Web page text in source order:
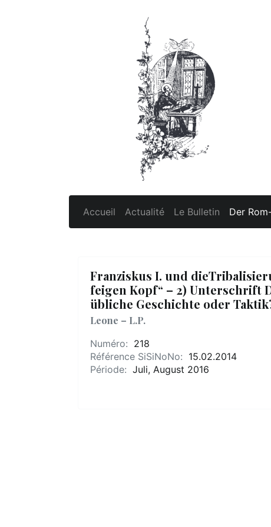
Accueil Actualité Le Bulletin Der
Franziskus I. und
feigen Kopf“ – 2) Unterschrift
übliche Geschichte oder
Leone – L.P.
Numéro: 218
Référence SiSiNoNo: 15.02.2014
Période: Juli, August 2016